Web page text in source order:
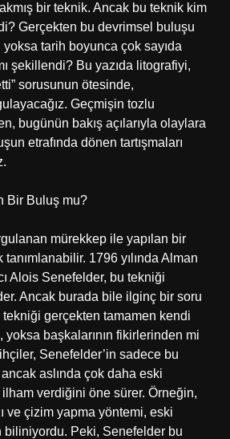
bir teknik. Ancak bu teknik kim
Gerçekten bu devrimsel buluşu
yoksa tarih boyunca çok sayıda
şekillendi? Bu yazıda litografiyi,
sorusunun ötesinde,
Geçmişin tozlu
bugünün bakış açılarıyla olaylara
etrafında dönen tartışmaları
Bir Buluş mu?
mürekkep ile yapılan bir
tanımlanabilir. 1796 yılında Alman
Alois Senefelder, bu tekniği
Ancak burada bile ilginç bir soru
gerçekten tamamen kendi
yoksa başkalarının fikirlerinden mi
Senefelder’in sadece bu
aslında çok daha eski
verdiğini öne sürer. Örneğin,
ve çizim yapma yöntemi, eski
biliniyordu. Peki, Senefelder bu